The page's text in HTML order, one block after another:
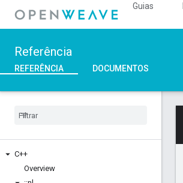
Guias
Referência
REFERÊNCIA DOCUMENTOS
C++
Overview